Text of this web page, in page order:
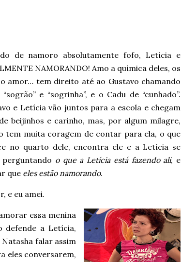
de namoro absolutamente fofo, Letícia e
NAMORANDO! Amo a química deles, os
amor… tem direito até ao Gustavo chamando
e “sogrinha”, e o Cadu de “cunhado”.
e Letícia vão juntos para a escola e chegam
beijinhos e carinho, mas, por algum milagre,
tem muita coragem de contar para ela, o que
no quarto dele, encontra ele e a Letícia se
perguntando o que a Letícia está fazendo ali, e
que eles estão namorando.
e eu amei.
essa menina
defende a Letícia,
falar assim
eles conversarem,